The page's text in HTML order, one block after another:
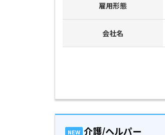
雇用形態
会社名
NEW 介護/ヘルパー